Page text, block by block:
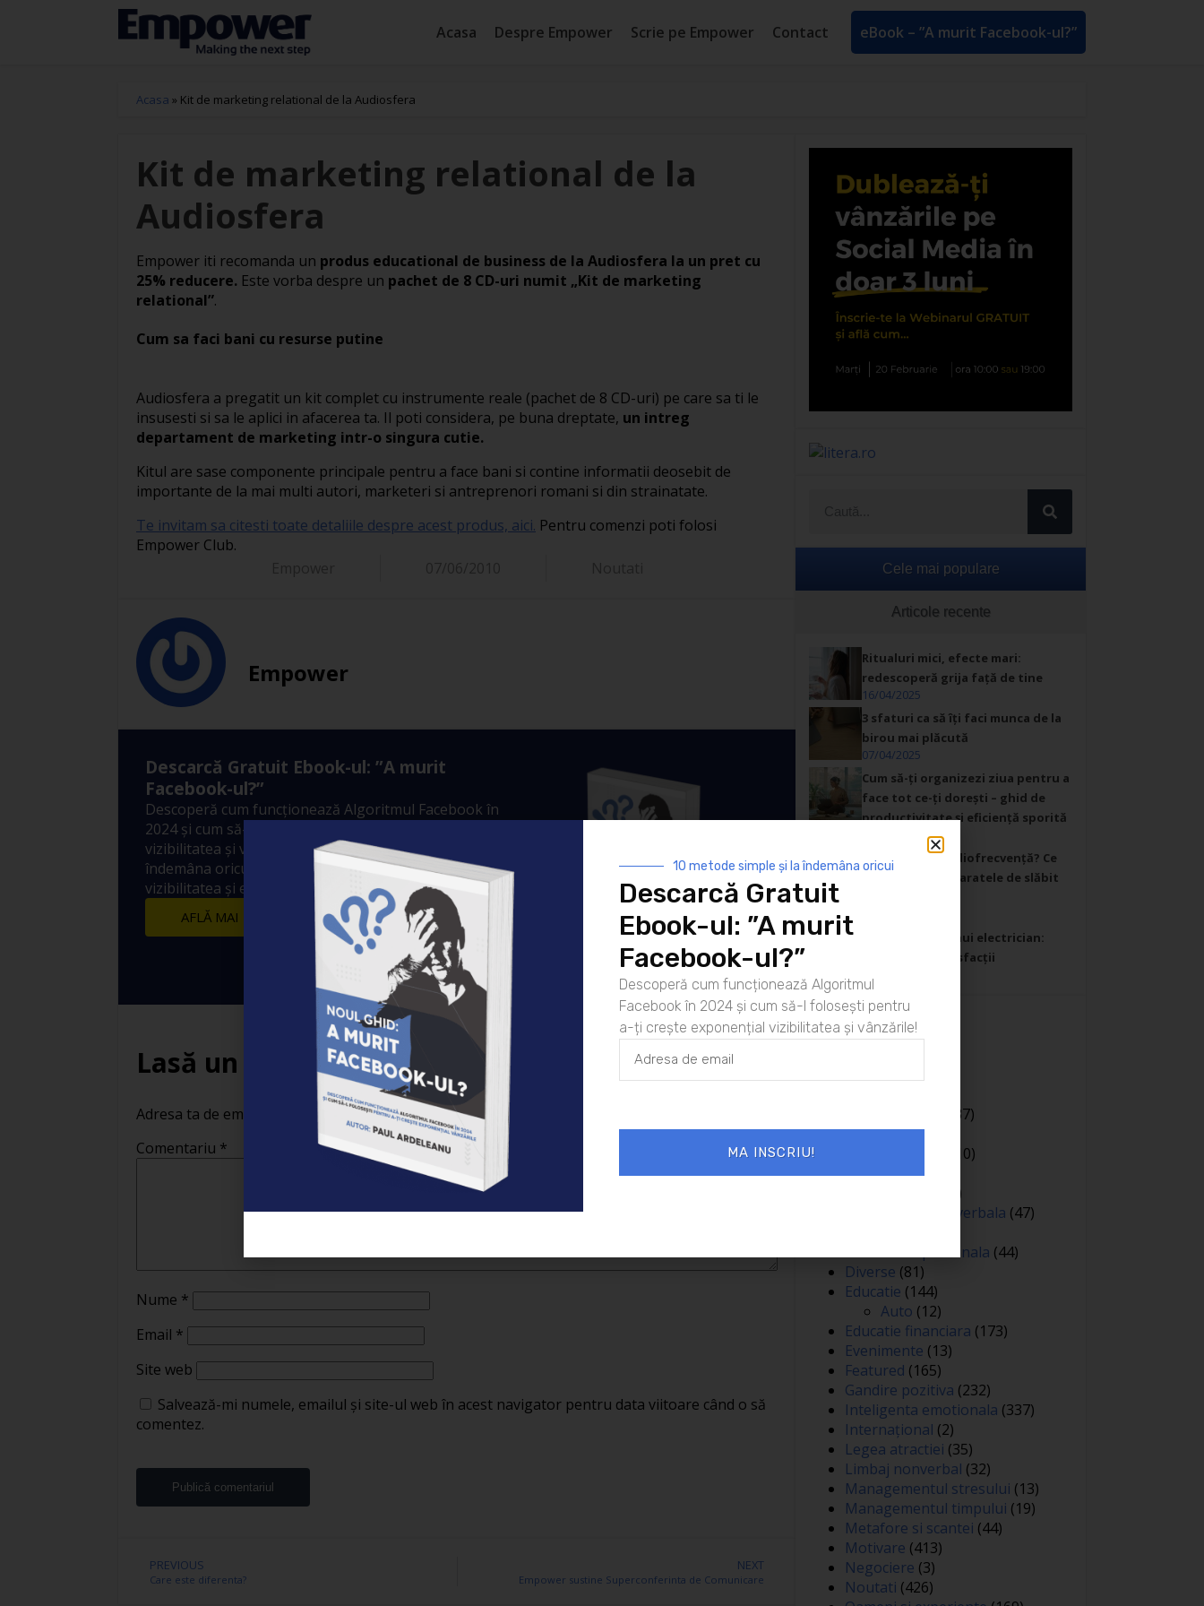
Acasa Despre Empower Scrie pe Empower Contact eBook – ”A murit Facebook-ul?”
Acasa » Kit de marketing relational de la Audiosfera
Kit de marketing relational de la
Audiosfera
Empower iti recomanda un produs educational de business de la Audiosfera la un pret cu
25% reducere. Este vorba despre un pachet de 8 CD-uri numit „Kit de marketing
relational”.
Cum sa faci bani cu resurse putine
Audiosfera a pregatit un kit complet cu instrumente reale (pachet de 8 CD-uri) pe care sa ti le
insusesti si sa le aplici in afacerea ta. Il poti considera, pe buna dreptate, un intreg
departament de marketing intr-o singura cutie.
Kitul are sase componente principale pentru a face bani si contine informatii deosebit de
importante de la mai multi autori, marketeri si antreprenori romani si din strainatate.
Te invitam sa citesti toate detaliile despre acest produs, aici. Pentru comenzi poti folosi
Empower Club.
Empower
Descarcă Gratuit Ebook-ul: ”A murit
Facebook-ul?”
Descoperă cum funcționează Algoritmul Facebook în
2024 și cum să-l folosești pentru a-ți crește exponențial
vizibilitatea și vânzările! 10 metode simple și la
îndemâna oricui prin care să crești exponențial
vizibilitatea și engagement-ul postărilor tale.
AFLĂ MAI MULTE
Lasă un răspuns
Adresa ta de email nu va fi publicată.Câmpurile obligatorii sunt marcate cu
Comentariu *
Nume *
Email *
Site web
Salvează-mi numele, emailul și site-ul web în acest navigator pentru data viitoare când o să
comentez.
PREVIOUS
Care este diferenta?
NEXT
Empower sustine Superconferinta de Comunicare
Cele mai populare
Articole recente
Ritualuri mici, efecte mari:
redescoperă grija față de tine
16/04/2025
3 sfaturi ca să îți faci munca de la
birou mai plăcută
07/04/2025
Cum să-ți organizezi ziua pentru a
face tot ce-ți dorești – ghid de
productivitate și eficiență sporită
Cavitație sau radiofrecvență? Ce
să știi despre aparatele de slăbit
Ziua din viața unui electrician:
Provocări și satisfacții
Categorii
(37)
Cariera(130)
(10)
Coaching(141)
(106)
Comunicare nonverbala (47)
Dezvoltare personala (44)
Diverse (81)
Educatie (144)
Auto (12)
Educatie financiara (173)
Evenimente (13)
Featured (165)
Gandire pozitiva (232)
Inteligenta emotionala (337)
Internațional (2)
Legea atractiei (35)
Limbaj nonverbal (32)
Managementul stresului (13)
Managementul timpului (19)
Metafore si scantei (44)
Motivare (413)
Negociere (3)
Noutati (426)
10 metode simple și la îndemâna oricui
Descarcă Gratuit
Ebook-ul: ”A murit
Facebook-ul?”
Descoperă cum funcționează Algoritmul
Facebook în 2024 și cum să-l folosești pentru
a-ți crește exponențial vizibilitatea și vânzările!
MA INSCRIU!